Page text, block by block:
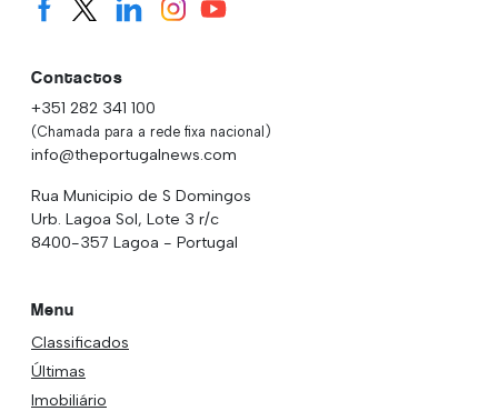
Contactos
+351 282 341 100
(Chamada para a rede fixa nacional)
info@theportugalnews.com
Rua Municipio de S Domingos
Urb. Lagoa Sol, Lote 3 r/c
8400-357 Lagoa - Portugal
Menu
Classificados
Últimas
Imobiliário